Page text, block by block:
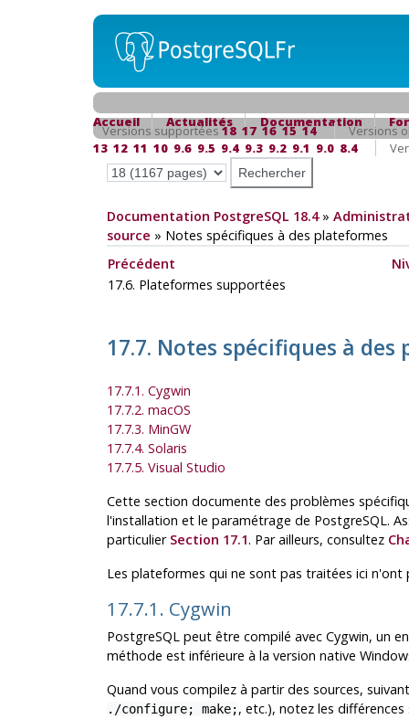
Accueil Actualités Documentation
Versions supportées18 17 16 15 14
Versions
13 12 11 10 9.6 9.5 9.4 9.3 9.2 9.1 9.0 8.4
Documentation PostgreSQL 18.4»
source » Notes spécifiques à des plateformes
Précédent
17.6. Plateformes supportées
17.7. Notes spécifiques à
17.7.1. Cygwin
17.7.2. macOS
17.7.3. MinGW
17.7.4. Solaris
17.7.5. Visual Studio
Cette section documente des problèmes
l'installation et le paramétrage de PostgreSQL.
particulier Section 17.1. Par ailleurs, consultez
Les plateformes qui ne sont pas traitées ici
17.7.1. Cygwin
PostgreSQL peut être compilé avec Cygwin, un
méthode est inférieure à la version native
Quand vous compilez à partir des sources,
./configure; make;, etc.), notez les